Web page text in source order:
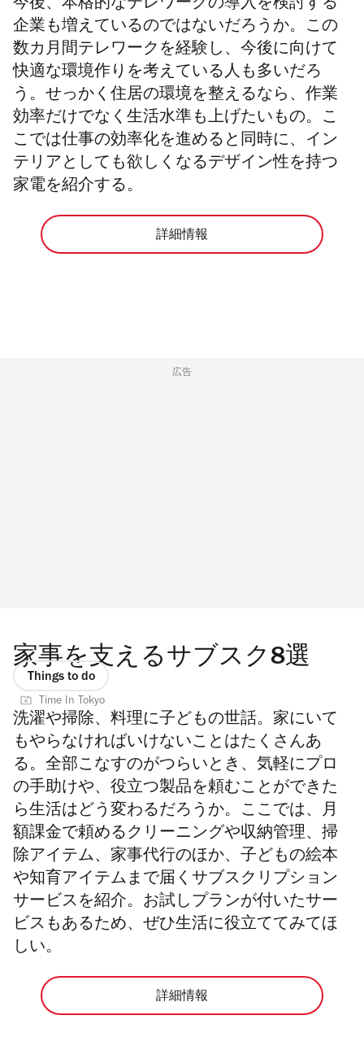
今後、本格的なテレワークの導入を検討する
企業も増えているのではないだろうか。この
数カ月間テレワークを経験し、今後に向けて
快適な環境作りを考えている人も多いだろ
う。せっかく住居の環境を整えるなら、作業
効率だけでなく生活水準も上げたいもの。こ
こでは仕事の効率化を進めると同時に、イン
テリアとしても欲しくなるデザイン性を持つ
家電を紹介する。
詳細情報
広告
家事を支えるサブスク8選
Things to do
Time In Tokyo
洗濯や掃除、料理に子どもの世話。家にいて
もやらなければいけないことはたくさんあ
る。全部こなすのがつらいとき、気軽にプロ
の手助けや、役立つ製品を頼むことができた
ら生活はどう変わるだろうか。ここでは、月
額課金で頼めるクリーニングや収納管理、掃
除アイテム、家事代行のほか、子どもの絵本
や知育アイテムまで届くサブスクリプション
サービスを紹介。お試しプランが付いたサー
ビスもあるため、ぜひ生活に役立ててみてほ
しい。
詳細情報